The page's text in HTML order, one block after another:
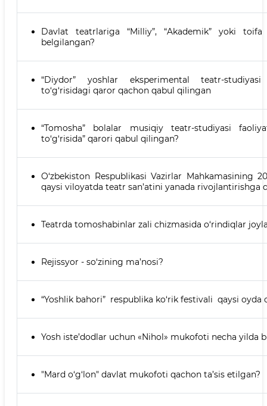
Davlat teatrlariga “Milliy”, “Akademik” yoki
belgilangan?
“Diydor” yoshlar eksperimental teatr-
to‘g‘risidagi qaror qachon qabul qilingan
“Tomosha” bolalar musiqiy teatr-studiyasi
to‘g‘risida” qarori qabul qilingan?
O‘zbekiston Respublikasi Vazirlar Mahkamasining
qaysi viloyatda teatr san’atini yanada rivojlantirishga
Teatrda tomoshabinlar zali chizmasida o‘rindiqlar
Rejissyor - so‘zining ma’nosi?
“Yoshlik bahori” respublika ko‘rik festivali qaysi oyda
Yosh iste’dodlar uchun «Nihol» mukofoti necha yilda
"Mard o‘g‘lon" davlat mukofoti qachon ta’sis etilgan?